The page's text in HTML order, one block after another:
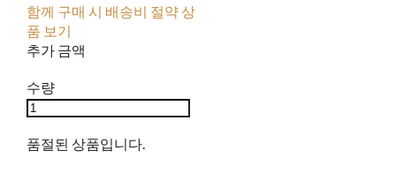
함께 구매 시 배송비 절약 상
품 보기
추가 금액
수량
품절된 상품입니다.